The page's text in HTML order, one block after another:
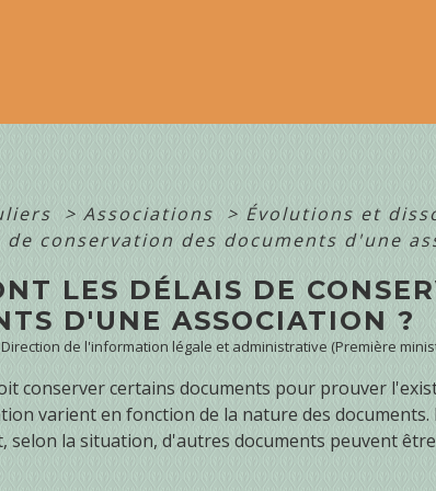
> Associations > Évolutions et
conservation des documents d'une
LES DÉLAIS DE
D'UNE ASSOCIATION ?
Direction de l'information légale et administrative (Première
conserver certains documents pour prouver
varient en fonction de la nature des
selon la situation, d'autres documents peuvent